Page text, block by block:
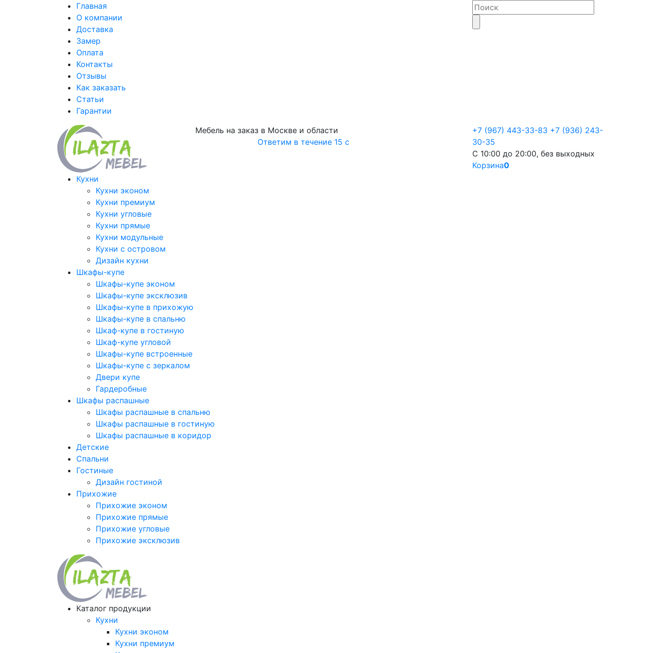
Главная
О компании
Доставка
Замер
Оплата
Контакты
Отзывы
Как заказать
Статьи
Гарантии
Мебель на заказ в Москве и области
Ответим в течение 15 с
+7 (967) 443-33-83 +7 (936) 243-
30-35
С 10:00 до 20:00, без выходных
Корзина0
Кухни
Кухни эконом
Кухни премиум
Кухни угловые
Кухни прямые
Кухни модульные
Кухни с островом
Дизайн кухни
Шкафы-купе
Шкафы-купе эконом
Шкафы-купе эксклюзив
Шкафы-купе в прихожую
Шкафы-купе в спальню
Шкаф-купе в гостиную
Шкаф-купе угловой
Шкафы-купе встроенные
Шкафы-купе с зеркалом
Двери купе
Гардеробные
Шкафы распашные
Шкафы распашные в спальню
Шкафы распашные в гостиную
Шкафы распашные в коридор
Детские
Спальни
Гостиные
Дизайн гостиной
Прихожие
Прихожие эконом
Прихожие прямые
Прихожие угловые
Прихожие эксклюзив
Каталог продукции
Кухни
Кухни эконом
Кухни премиум